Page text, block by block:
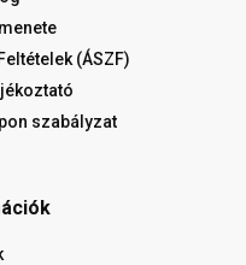
(ÁSZF)
szabályzat